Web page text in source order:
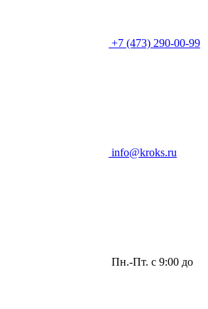
+7 (473) 290-00-99
info@kroks.ru
Пн.-Пт. с 9:00 до